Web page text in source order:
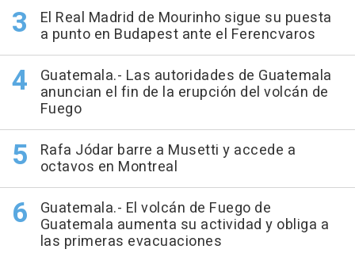
El Real Madrid de Mourinho sigue su puesta
a punto en Budapest ante el Ferencvaros
Guatemala.- Las autoridades de Guatemala
anuncian el fin de la erupción del volcán de
Fuego
Rafa Jódar barre a Musetti y accede a
octavos en Montreal
Guatemala.- El volcán de Fuego de
Guatemala aumenta su actividad y obliga a
las primeras evacuaciones